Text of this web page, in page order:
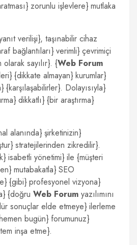
zorunlu işlevlere} mutlaka
verilişi}, taşınabilir cihaz
bağlantıları} verimli} çevrimiçi
sayılır}. {Web Forum
{dikkate almayan} kurumlar}
Dolayısıyla}
dikkatlı} {bir araştırma}
alanında} şirketinizin}
stratejilerinden zikredilir}.
isabetli yönetimi} ile {müşteri
mutabakatla} SEO
{gibi} profesyonel vizyona}
{doğru Web Forum yazılımını
sonuçlar elde etmeye} ilerleme
bugün} forumunuz}
inşa etme}.